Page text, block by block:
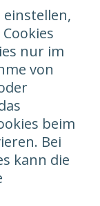
nur im
von
beim
Bei
kann die